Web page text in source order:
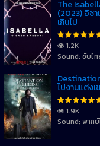
The
(2023) อิซ
เกินไป
1.2K
Sound: ซับไท
ไปงานแต่งเ
1.9K
Sound: พาก